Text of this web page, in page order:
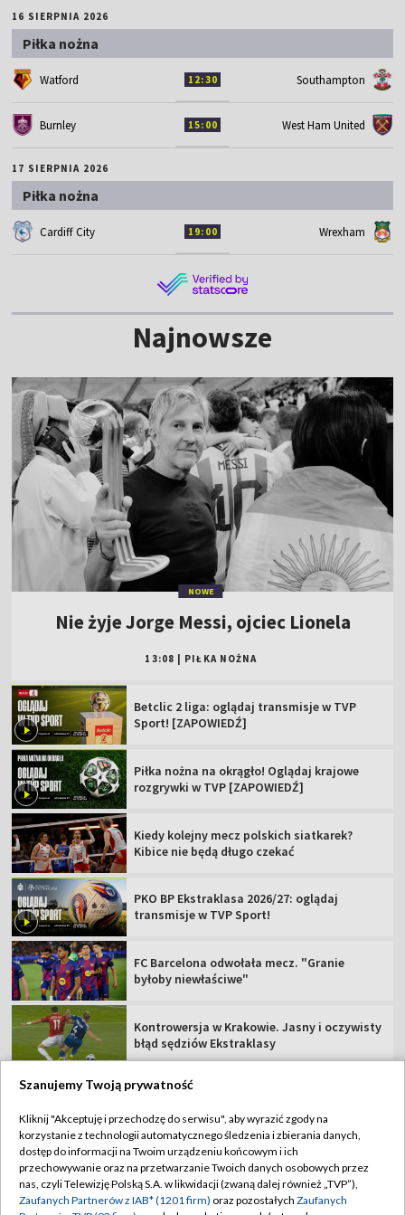
16 SIERPNIA 2026
Piłka nożna
Watford 12:30 Southampton
Burnley 15:00 West Ham United
17 SIERPNIA 2026
Piłka nożna
Cardiff City 19:00 Wrexham
Najnowsze
NOWE
Nie żyje Jorge Messi, ojciec Lionela
13:08 PIŁKA NOŻNA
Betclic 2 liga: oglądaj transmisje w TVP
Sport! [ZAPOWIEDŹ]
Piłka nożna na okrągło! Oglądaj krajowe
rozgrywki w TVP [ZAPOWIEDŹ]
Kiedy kolejny mecz polskich siatkarek?
Kibice nie będą długo czekać
PKO BP Ekstraklasa 2026/27: oglądaj
transmisje w TVP Sport!
FC Barcelona odwołała mecz. "Granie
byłoby niewłaściwe"
Kontrowersja w Krakowie. Jasny i oczywisty
błąd sędziów Ekstraklasy
TVP
Abonament TVP
Sklep TVP
Regulamin TVP
Polityka prywatności
Szanujemy Twoją prywatność
Kliknij "Akceptuję i przechodzę do serwisu", aby wyrazić zgody na
korzystanie z technologii automatycznego śledzenia i zbierania danych,
dostęp do informacji na Twoim urządzeniu końcowym i ich
przechowywanie oraz na przetwarzanie Twoich danych osobowych przez
nas, czyli Telewizję Polską S.A. w likwidacji (zwaną dalej również „TVP”),
Zaufanych Partnerów z IAB* (1201 firm) oraz pozostałych Zaufanych